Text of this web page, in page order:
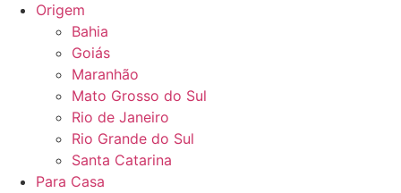
Origem
Bahia
Goiás
Maranhão
Mato Grosso do Sul
Rio de Janeiro
Rio Grande do Sul
Santa Catarina
Para Casa